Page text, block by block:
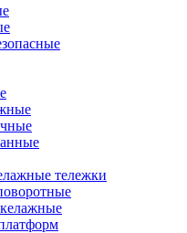
тележки